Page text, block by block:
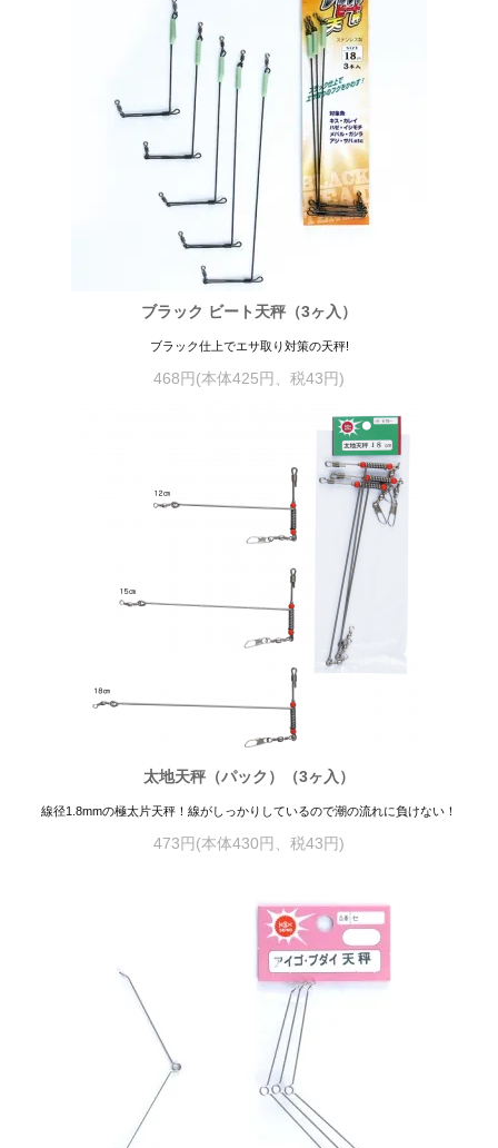
ブラック ビート天秤（3ヶ入）
ブラック仕上でエサ取り対策の天秤!
468円(本体425円、税43円)
太地天秤（パック）（3ヶ入）
線径1.8mmの極太片天秤！線がしっかりしているので潮の流れに負けない！
473円(本体430円、税43円)